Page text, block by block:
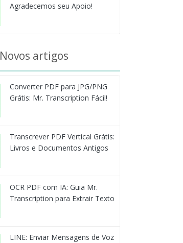
Agradecemos seu Apoio!
Novos artigos
Converter PDF para JPG/PNG
Grátis: Mr. Transcription Fácil!
Transcrever PDF Vertical Grátis:
Livros e Documentos Antigos
OCR PDF com IA: Guia Mr.
Transcription para Extrair Texto
LINE: Enviar Mensagens de Voz